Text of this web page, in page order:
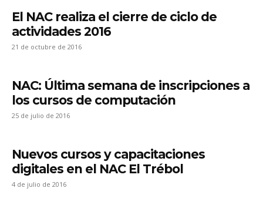
El NAC realiza el cierre de ciclo de
actividades 2016
21 de octubre de 2016
NAC: Última semana de inscripciones a
los cursos de computación
25 de julio de 2016
Nuevos cursos y capacitaciones
digitales en el NAC El Trébol
4 de julio de 2016